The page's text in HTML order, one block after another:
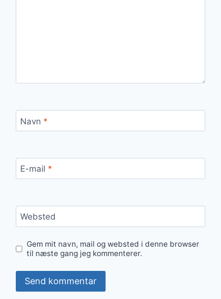
Navn *
E-mail *
Websted
Gem mit navn, mail og websted i denne browser
til næste gang jeg kommenterer.